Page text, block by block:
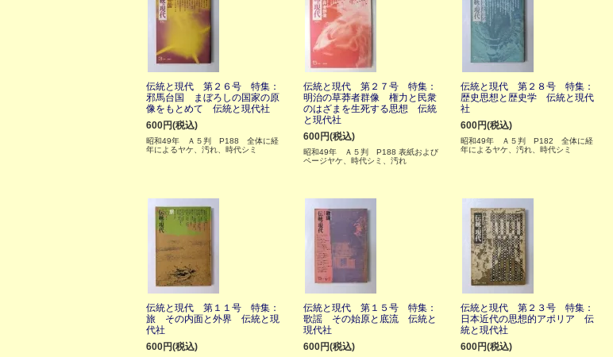
伝統と現代 第２６号 特集：
邪馬台国 まぼろしの国家の原
像をもとめて 伝統と現代社
600円(税込)
昭和49年 Ａ５判 P188 全体に経
年によるヤケ、汚れ、時代シミ
伝統と現代 第２７号 特集：
明治の草莽者群像 権力と民衆
のはざまを生死する思想 伝統
と現代社
600円(税込)
昭和49年 Ａ５判 P188 表紙および
ページヤケ、時代シミ、汚れ
伝統と現代 第２８号 特集：
歴史思想と歴史学 伝統と現代
社
600円(税込)
昭和49年 Ａ５判 P182 全体に経
年によるヤケ、汚れ、時代シミ
伝統と現代 第１１号 特集：
旅 その内面と外界 伝統と現
代社
600円(税込)
伝統と現代 第１５号 特集：
歌謡 その始原と底流 伝統と
現代社
600円(税込)
伝統と現代 第２３号 特集：
日本近代の思想的アポリア 伝
統と現代社
600円(税込)